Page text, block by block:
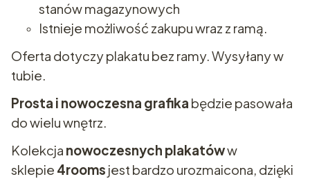
stanów magazynowych
Istnieje możliwość zakupu wraz z ramą.
Oferta dotyczy plakatu bez ramy. Wysyłany w
tubie.
Prosta i nowoczesna grafika będzie pasowała
do wielu wnętrz.
Kolekcja nowoczesnych plakatóww
sklepie 4rooms jest bardzo urozmaicona, dzięki